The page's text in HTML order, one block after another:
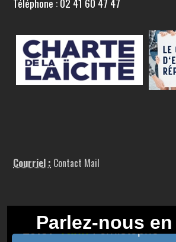
Courriel : Contact Mail